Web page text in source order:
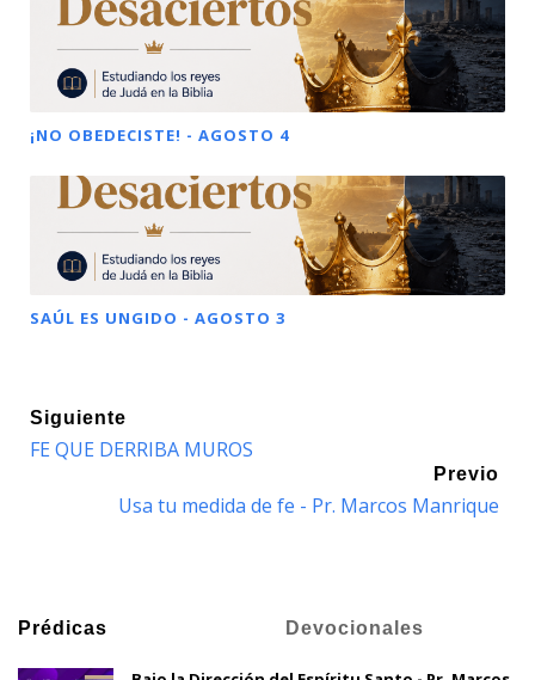
¡NO OBEDECISTE! - AGOSTO 4
SAÚL ES UNGIDO - AGOSTO 3
Siguiente
FE QUE DERRIBA MUROS
Previo
Usa tu medida de fe - Pr. Marcos Manrique
Prédicas Devocionales